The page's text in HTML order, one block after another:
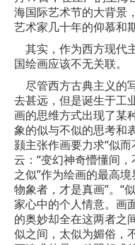
海国际艺术节的大背景
艺术家几十年的仰慕和
其实，作为西方现代
国绘画应该不无关联。
尽管西方古典主义的
去甚远，但是诞生于工
画的思维方式出现了某
象的似与不似的思考和
颢主张作画要力求“似
云：“变幻神奇懵懂间
之似”作为绘画的最高
物象者，才是真画”。“
家心中的个人情意。画
的奥妙却全在这两者之
似之间，太似为媚俗，